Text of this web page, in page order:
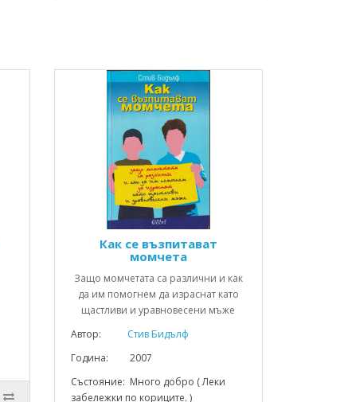
Как се възпитават
момчета
Защо момчетата са различни и как
да им помогнем да израснат като
щастливи и уравновесени мъже
Автор:
Стив Бидълф
Година: 2007
Състояние: Много добро ( Леки
забележки по кориците. )